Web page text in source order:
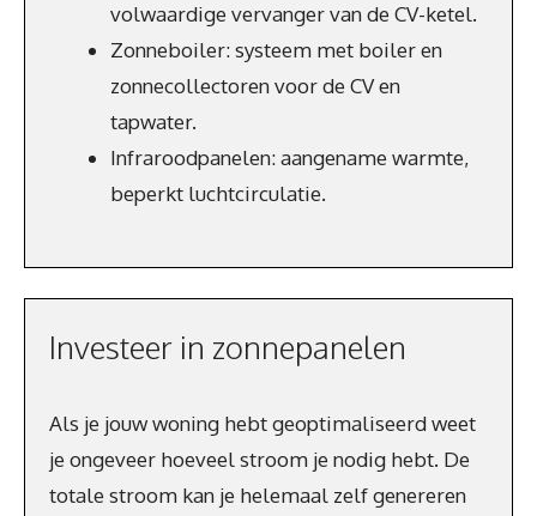
volwaardige vervanger van de CV-ketel.
Zonneboiler: systeem met boiler en
zonnecollectoren voor de CV en
tapwater.
Infraroodpanelen: aangename warmte,
beperkt luchtcirculatie.
Investeer in zonnepanelen
Als je jouw woning hebt geoptimaliseerd weet
je ongeveer hoeveel stroom je nodig hebt. De
totale stroom kan je helemaal zelf genereren